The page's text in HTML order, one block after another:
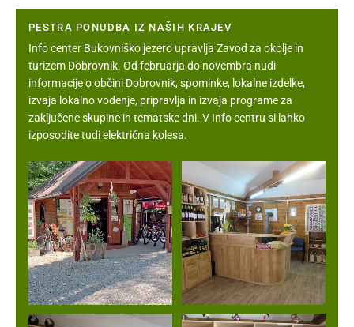
PESTRA PONUDBA IZ NAŠIH KRAJEV
Info center Bukovniško jezero upravlja Zavod za okolje in
turizem Dobrovnik. Od februarja do novembra nudi
informacije o občini Dobrovnik, spominke, lokalne izdelke,
izvaja lokalno vodenje, pripravlja in izvaja programe za
zaključene skupine in tematske dni. V Info centru si lahko
izposodite tudi električna kolesa.